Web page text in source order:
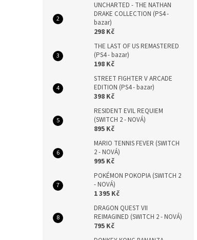
UNCHARTED - THE NATHAN
DRAKE COLLECTION (PS4 -
bazar)
298 Kč
THE LAST OF US REMASTERED
(PS4 - bazar)
198 Kč
STREET FIGHTER V ARCADE
EDITION (PS4 - bazar)
398 Kč
RESIDENT EVIL REQUIEM
(SWITCH 2 - NOVÁ)
895 Kč
MARIO TENNIS FEVER (SWITCH
2 - NOVÁ)
995 Kč
POKÉMON POKOPIA (SWITCH 2
- NOVÁ)
1 395 Kč
DRAGON QUEST VII
REIMAGINED (SWITCH 2 - NOVÁ)
795 Kč